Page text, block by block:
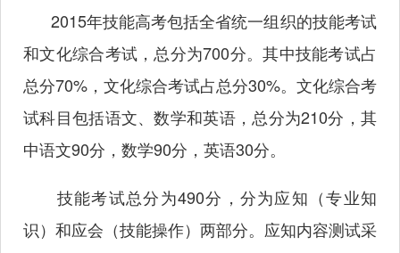
2015年技能高考包括全省统一组织的技能考试
和文化综合考试，总分为700分。其中技能考试占
总分70%，文化综合考试占总分30%。文化综合考
试科目包括语文、数学和英语，总分为210分，其
中语文90分，数学90分，英语30分。
技能考试总分为490分，分为应知（专业知
识）和应会（技能操作）两部分。应知内容测试采